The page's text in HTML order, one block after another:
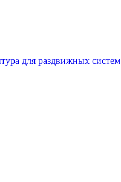
для раздвижных систем